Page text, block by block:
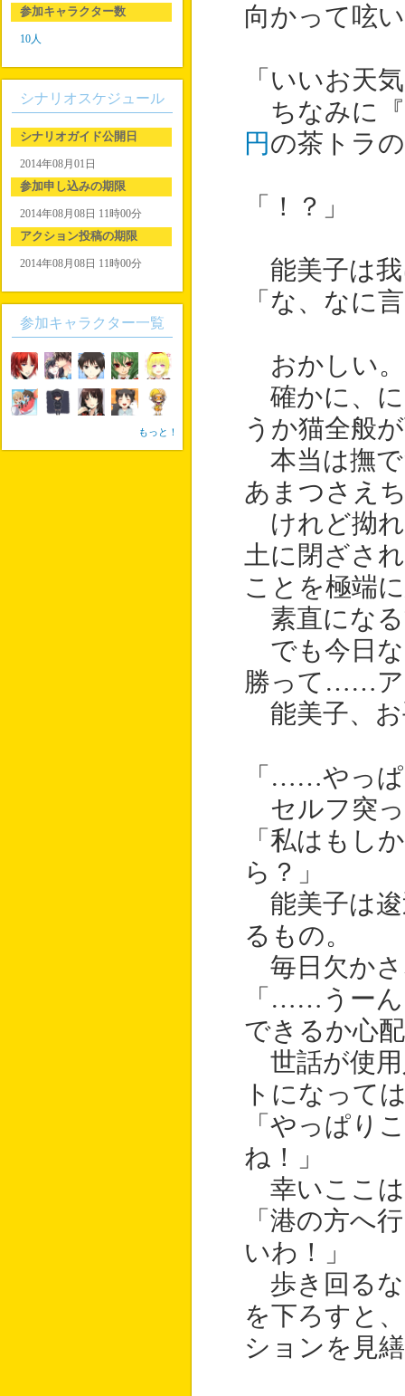
向かって呟
「いいお天
ちなみに『
円の茶トラ
「！？」
能美子は我
「な、なに
おかしい。
確かに、に
うか猫全般
本当は撫で
あまつさえ
けれど拗れ
土に閉ざさ
ことを極端
素直になる
でも今日
勝って……ア
能美子、お
「……やっ
セルフ突っ
「私はもし
ら？」
能美子は逡
るもの。
毎日欠かさ
「……うーん
できるか心
世話が使用
トになって
「やっぱり
ね！」
幸いここ
「港の方へ
いわ！」
歩き回るな
を下ろすと
ションを見
参加キャラクター数
10人
シナリオスケジュール
シナリオガイド公開日
2014年08月01日
参加申し込みの期限
2014年08月08日 11時00分
アクション投稿の期限
2014年08月08日 11時00分
参加キャラクター一覧
もっと！